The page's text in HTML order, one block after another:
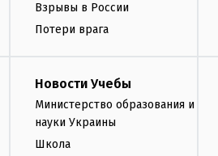
Взрывы в России
Потери врага
Новости Учебы
Министерство образования и
науки Украины
Школа